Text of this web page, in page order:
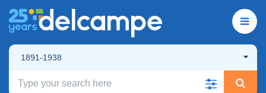
1891-1938